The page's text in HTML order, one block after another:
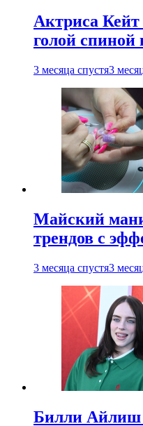
Актриса Кейт
голой
3 месяца спустя3
Майский
трендов с
3 месяца спустя3
Билли Айлиш